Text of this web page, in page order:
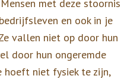
met deze stoornis
en ook in je
vallen niet op door hun
door hun ongeremde
hoeft niet fysiek te zijn,